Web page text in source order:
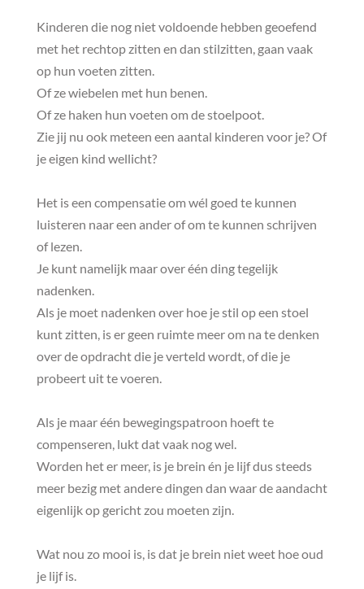
Kinderen die nog niet voldoende hebben geoefend
met het rechtop zitten en dan stilzitten, gaan vaak
op hun voeten zitten.
Of ze wiebelen met hun benen.
Of ze haken hun voeten om de stoelpoot.
Zie jij nu ook meteen een aantal kinderen voor je? Of
je eigen kind wellicht?
Het is een compensatie om wél goed te kunnen
luisteren naar een ander of om te kunnen schrijven
of lezen.
Je kunt namelijk maar over één ding tegelijk
nadenken.
Als je moet nadenken over hoe je stil op een stoel
kunt zitten, is er geen ruimte meer om na te denken
over de opdracht die je verteld wordt, of die je
probeert uit te voeren.
Als je maar één bewegingspatroon hoeft te
compenseren, lukt dat vaak nog wel.
Worden het er meer, is je brein én je lijf dus steeds
meer bezig met andere dingen dan waar de aandacht
eigenlijk op gericht zou moeten zijn.
Wat nou zo mooi is, is dat je brein niet weet hoe oud
je lijf is.